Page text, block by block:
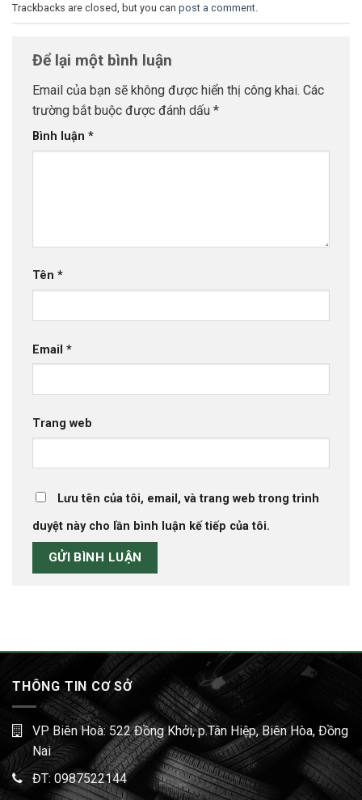
Trackbacks are closed, but you can post a comment
Để lại một bình luận
Email của bạn sẽ không được hiển thị công khai. Các
trường bắt buộc được đánh dấu *
Bình luận *
Tên *
Email *
Trang web
Lưu tên của tôi, email, và trang web trong trình
duyệt này cho lần bình luận kế tiếp của tôi.
THÔNG TIN CƠ SỞ
VP Biên Hoà: 522 Đồng Khởi, p.Tân Hiệp, Biên Hòa, Đồng
Nai
ĐT: 0987522144